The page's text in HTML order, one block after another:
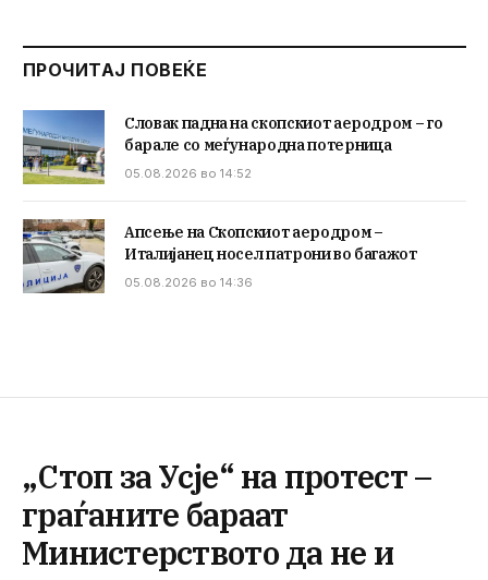
ПРОЧИТАЈ ПОВЕЌЕ
Словак падна на скопскиот аеродром – го
барале со меѓународна потерница
05.08.2026 во 14:52
Апсење на Скопскиот аеродром –
Италијанец носел патрони во багажот
05.08.2026 во 14:36
„Стоп за Усје“ на протест –
граѓаните бараат
Министерството да не и